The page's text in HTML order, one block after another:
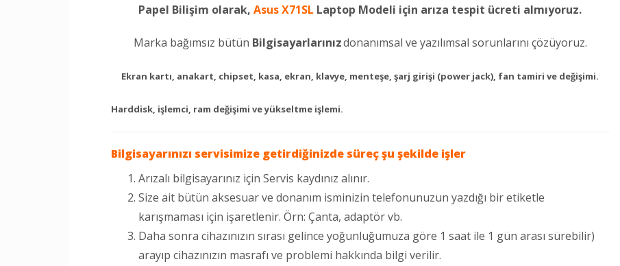
Papel Bilişim olarak,Asus X71SL Laptop Modeli için arıza tespit ücreti almıyoruz.
Marka bağımsız bütün Bilgisayarlarınızdonanımsal ve yazılımsal sorunlarını çözüyoruz.
Ekran kartı, anakart, chipset, kasa, ekran, klavye, menteşe, şarj girişi (power jack), fan tamiri ve değişimi.
Harddisk, işlemci, ram değişimi ve yükseltme işlemi.
Bilgisayarınızı servisimize getirdiğinizde süreç şu şekilde işler
Arızalı bilgisayarınız için Servis kaydınız alınır.
Size ait bütün aksesuar ve donanım isminizin telefonunuzun yazdığı bir etiketle
karışmaması için işaretlenir. Örn: Çanta, adaptör vb.
Daha sonra cihazınızın sırası gelince yoğunluğumuza göre 1 saat ile 1 gün arası sürebilir)
arayıp cihazınızın masrafı ve problemi hakkında bilgi verilir.